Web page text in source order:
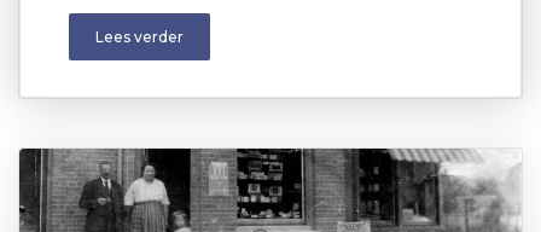
Lees verder